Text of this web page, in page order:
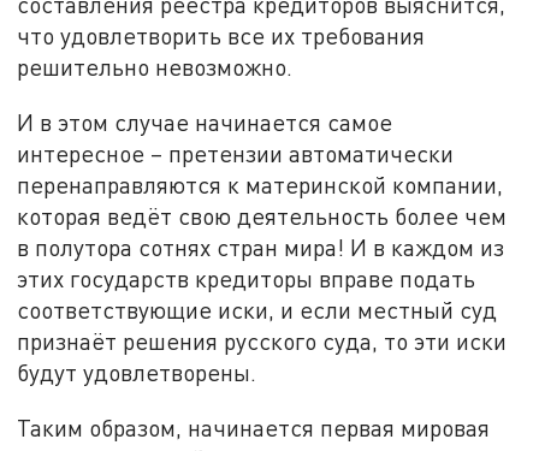
что удовлетворить все их требования
решительно невозможно.
И в этом случае начинается самое
интересное – претензии автоматически
перенаправляются к материнской компании,
которая ведёт свою деятельность более чем
в полутора сотнях стран мира! И в каждом из
этих государств кредиторы вправе подать
соответствующие иски, и если местный суд
признаёт решения русского суда, то эти иски
будут удовлетворены.
Таким образом, начинается первая мировая